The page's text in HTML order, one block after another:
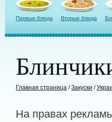
Первые блюда Вторые блюда
Главная страница /Закуски /
На правах